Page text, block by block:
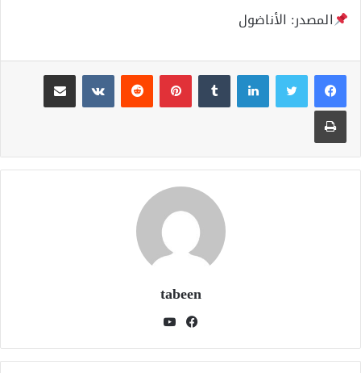
المصدر: الأناضول
لينكدإن بينتيريست
مشاركة عبر البريد
طباعة
tabeen
فيسبوك